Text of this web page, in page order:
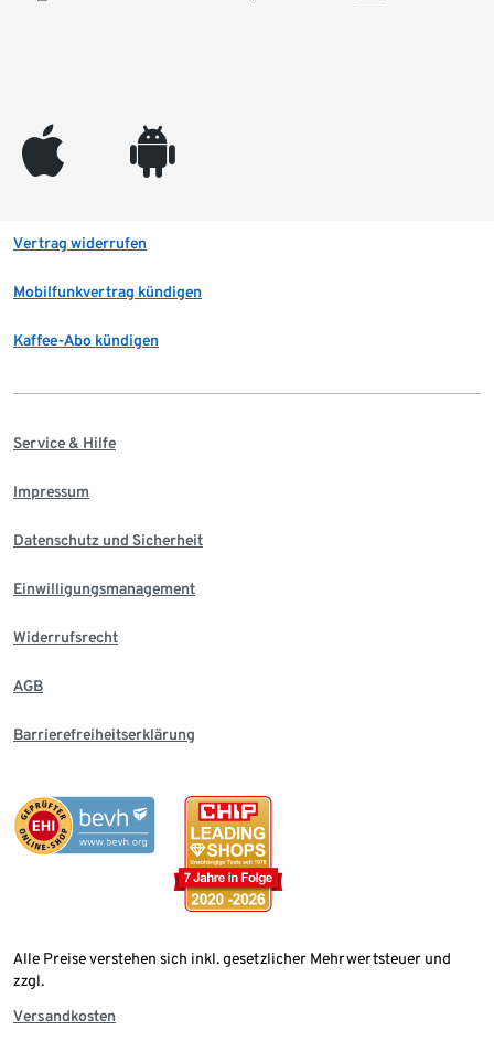
appleinc android
Vertrag widerrufen
Mobilfunkvertrag kündigen
Kaffee-Abo kündigen
Service & Hilfe
Impressum
Datenschutz und Sicherheit
Einwilligungsmanagement
Widerrufsrecht
AGB
Barrierefreiheitserklärung
Alle Preise verstehen sich inkl. gesetzlicher Mehrwertsteuer und
zzgl.
Versandkosten